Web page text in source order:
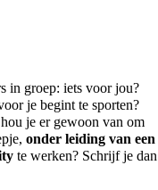
in groep: iets voor jou?
je begint te sporten?
je er gewoon van om
onder leiding van een
te werken? Schrijf je dan